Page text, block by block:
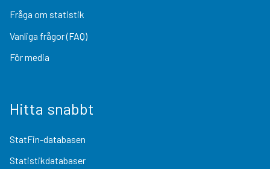
Fråga om statistik
Vanliga frågor (FAQ)
För media
Hitta snabbt
StatFin-databasen
Statistikdatabaser